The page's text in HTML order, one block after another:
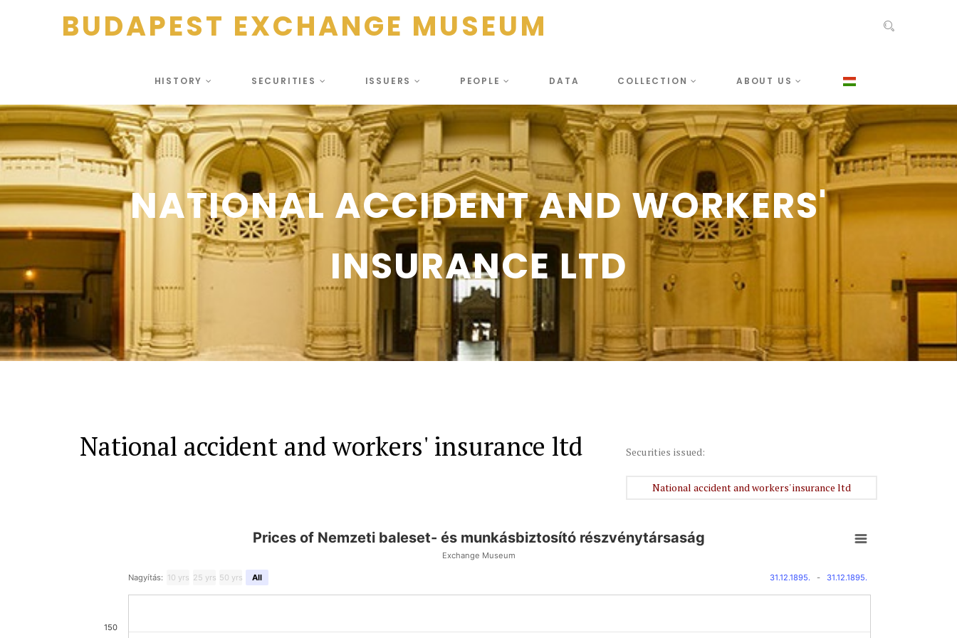
BUDAPEST EXCHANGE MUSEUM
HISTORY SECURITIES ISSUERS PEOPLE DATA COLLECTION ABOUT US
NATIONAL ACCIDENT AND WORKERS'
INSURANCE LTD
National accident and workers' insurance ltd Securities issued:
National accident and workers' insurance ltd
Prices of Nemzeti baleset- és munkásbiztosító részvénytársaság
Exchange Museum
Nagyítás: 10 yrs 25 yrs 50 yrs All 31.12.1895. - 31.12.1895.
150